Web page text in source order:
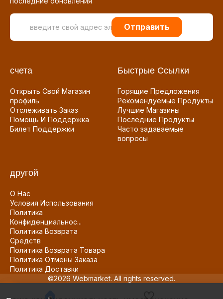
Отправить
счета
Открыть Свой Магазин
профиль
Отслеживать Заказ
Помощь И Поддержка
Билет Поддержки
Быстрые Ссылки
Горящие Предложения
Рекомендуемые Продукты
Лучшие Магазины
Последние Продукты
Часто задаваемые
вопросы
другой
О Нас
Условия Использования
Политика
Конфиденциальнос...
Политика Возврата
Средств
Политика Возврата Товара
Политика Отмены Заказа
Политика Доставки
©2026 Webmarket. All rights reserved.